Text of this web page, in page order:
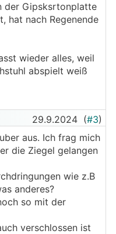
der Gipsksrtonplatte
hat nach Regenende
wieder alles, weil
abspielt weiß
29.9.2024 (#3)
aus. Ich frag mich
die Ziegel gelangen
wie z.B
anderes?
so mit der
verschlossen ist